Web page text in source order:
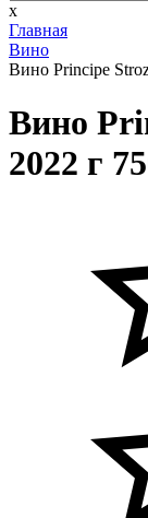
x
Главная
Вино
Вино Principe
Вино
2022 г